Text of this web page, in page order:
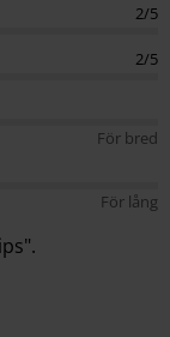
2/5
2/5
För bred
För lång